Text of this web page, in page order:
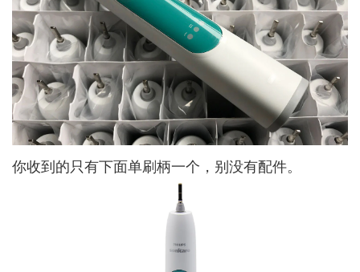
你收到的只有下面单刷柄一个，别没有配件。